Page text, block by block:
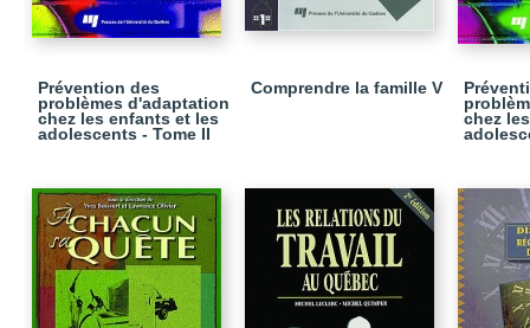
Prévention des
problèmes d'adaptation
chez les enfants et les
adolescents - Tome II
Comprendre la famille V
chez